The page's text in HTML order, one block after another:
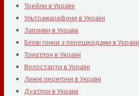
Трейли в Україні
Ультрамарафони в Україні
Запливи в Україні
Бігові гонки з перешкодами в Україні
Триатлон в Україні
Велостарти в Україні
Лижні перегони в Україні
Дуатлон в Україні